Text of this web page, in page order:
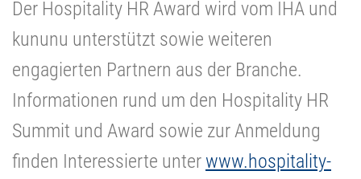
Der Hospitality HR Award wird vom IHA und
kununu unterstützt sowie weiteren
engagierten Partnern aus der Branche.
Informationen rund um den Hospitality HR
Summit und Award sowie zur Anmeldung
finden Interessierte unter www.hospitality-